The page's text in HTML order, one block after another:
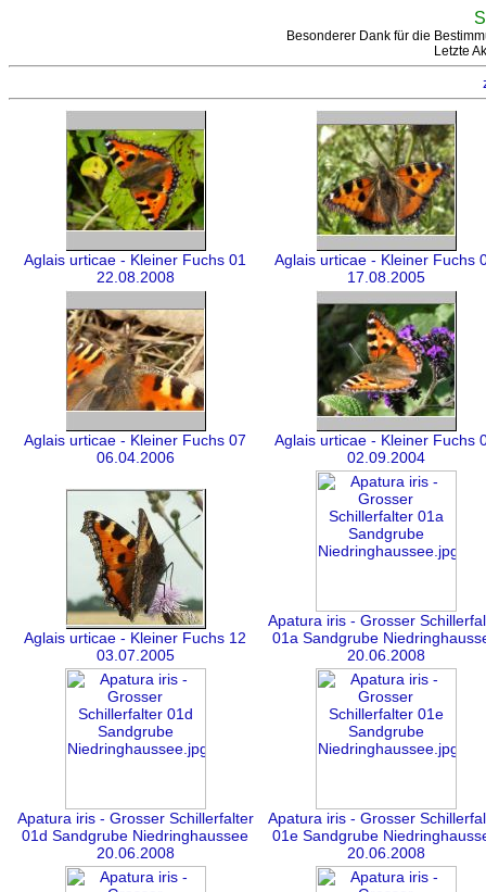
Besonderer Dank für die
Letzte
Aglais urticae - Kleiner Fuchs 01
22.08.2008
Aglais urticae - Kleiner Fuchs
17.08.2005
Aglais urticae - Kleiner Fuchs 07
06.04.2006
Aglais urticae - Kleiner Fuchs
02.09.2004
Aglais urticae - Kleiner Fuchs 12
03.07.2005
Apatura iris - Grosser
01a Sandgrube
20.06.2008
Apatura iris - Grosser Schillerfalter
01d Sandgrube Niedringhaussee
20.06.2008
Apatura iris - Grosser
01e Sandgrube
20.06.2008